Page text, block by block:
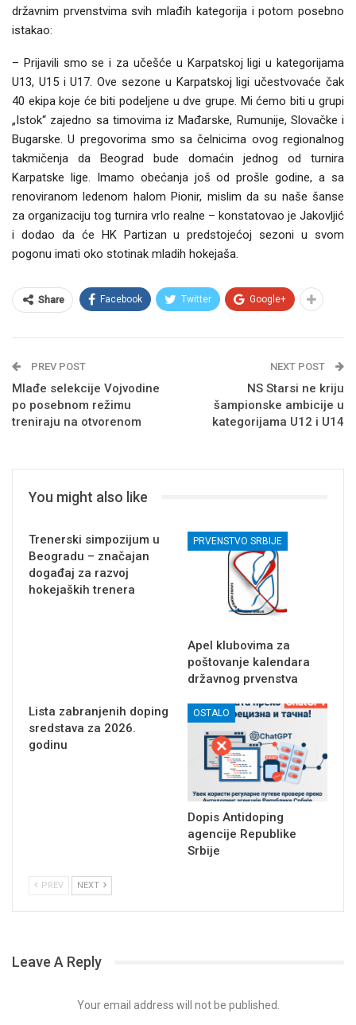
državnim prvenstvima svih mlađih kategorija i potom posebno
istakao:
– Prijavili smo se i za učešće u Karpatskoj ligi u kategorijama
U13, U15 i U17. Ove sezone u Karpatskoj ligi učestvovaće čak
40 ekipa koje će biti podeljene u dve grupe. Mi ćemo biti u grupi
„Istok“ zajedno sa timovima iz Mađarske, Rumunije, Slovačke i
Bugarske. U pregovorima smo sa čelnicima ovog regionalnog
takmičenja da Beograd bude domaćin jednog od turnira
Karpatske lige. Imamo obećanja još od prošle godine, a sa
renoviranom ledenom halom Pionir, mislim da su naše šanse
za organizaciju tog turnira vrlo realne – konstatovao je Jakovljić
i dodao da će HK Partizan u predstojećoj sezoni u svom
pogonu imati oko stotinak mladih hokejaša.
Share Facebook Twitter Google+
PREV POST
Mlađe selekcije Vojvodine
po posebnom režimu
treniraju na otvorenom
NEXT POST
NS Starsi ne kriju
šampionske ambicije u
kategorijama U12 i U14
You might also like
Trenerski simpozijum u
Beogradu – značajan
događaj za razvoj
hokejaških trenera
PRVENSTVO SRBIJE
Apel klubovima za
poštovanje kalendara
državnog prvenstva
Lista zabranjenih doping
sredstava za 2026.
godinu
OSTALO
Dopis Antidoping
agencije Republike
Srbije
PREV NEXT
Leave A Reply
Your email address will not be published.